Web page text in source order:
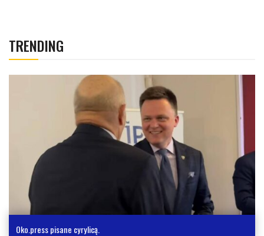
TRENDING
Oko.press pisane cyrylicą.